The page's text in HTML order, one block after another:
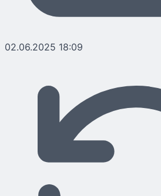
02.06.2025 18:09